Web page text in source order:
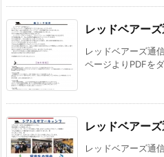
レッドベアー
レッドベアーズ通
ページよりPDFを
レッドベアー
レッドベアーズ通